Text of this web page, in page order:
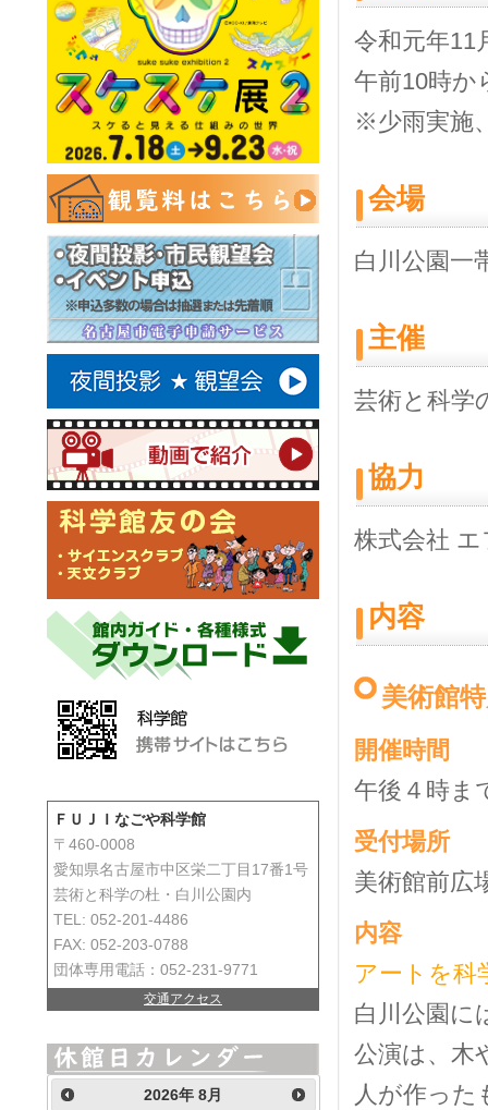
令和元年11
午前10時か
※少雨実施
会場
白川公園一
主催
芸術と科学
協力
株式会社
内容
美術館
開催時間
午後４時ま
受付場所
美術館前広
内容
アートを科
白川公園に
公演は、木
人が作った
ＦＵＪＩなごや科学館
〒460-0008
愛知県名古屋市中区栄二丁目17番1号
芸術と科学の杜・白川公園内
TEL: 052-201-4486
FAX: 052-203-0788
団体専用電話：052-231-9771
交通アクセス
2026年8月